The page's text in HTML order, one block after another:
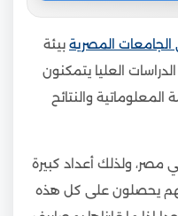
المصرية بيئة
العليا يتمكنون
المعلوماتية والنتائح
مصر، ولذلك أعداد كبيرة
يحصلون على كل هذه